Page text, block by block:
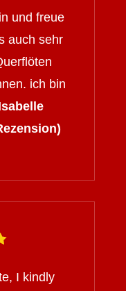
und freue
auch sehr
ich bin
I kindly